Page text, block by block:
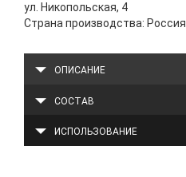
ул. Никопольская, 4
Страна производства: Россия
ОПИСАНИЕ
СОСТАВ
ИСПОЛЬЗОВАНИЕ